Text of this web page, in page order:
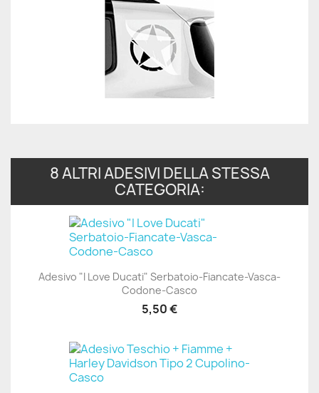
8 ALTRI ADESIVI DELLA STESSA
CATEGORIA:
Adesivo "I Love Ducati" Serbatoio-Fiancate-Vasca-
Codone-Casco
5,50 €